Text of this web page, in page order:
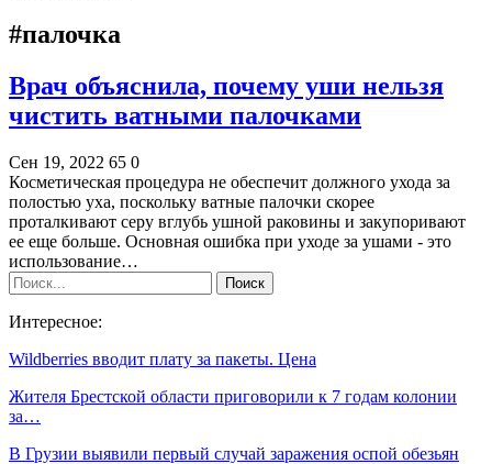
#палочка
Врач объяснила, почему уши нельзя
чистить ватными палочками
Сен 19, 2022 65 0
Косметическая процедура не обеспечит должного ухода за
полостью уха, поскольку ватные палочки скорее
проталкивают серу вглубь ушной раковины и закупоривают
ее еще больше. Основная ошибка при уходе за ушами - это
использование…
Интересное:
Wildberries вводит плату за пакеты. Цена
Жителя Брестской области приговорили к 7 годам колонии
за…
В Грузии выявили первый случай заражения оспой обезьян